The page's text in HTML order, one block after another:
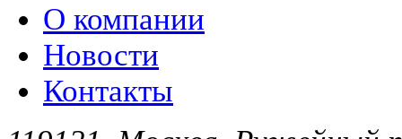
О компании
Новости
Контакты